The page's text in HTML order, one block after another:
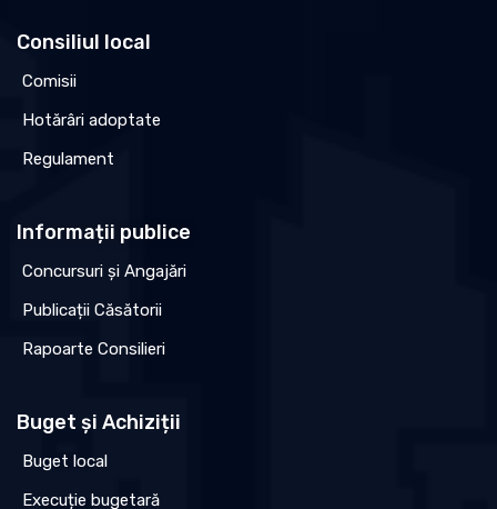
Consiliul local
Comisii
Hotărâri adoptate
Regulament
Informații publice
Concursuri și Angajări
Publicații Căsătorii
Rapoarte Consilieri
Buget și Achiziții
Buget local
Execuție bugetară